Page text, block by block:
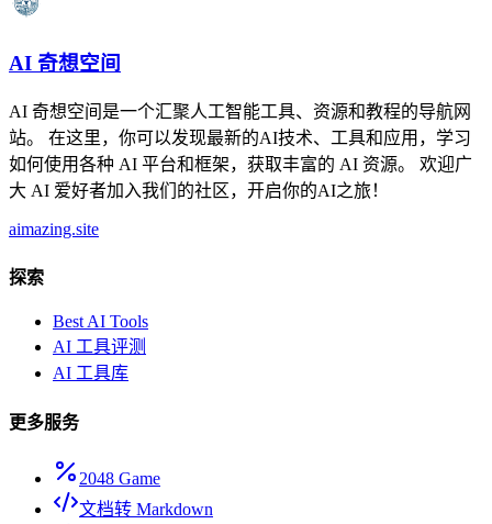
AI 奇想空间
AI 奇想空间是一个汇聚人工智能工具、资源和教程的导航网
站。 在这里，你可以发现最新的AI技术、工具和应用，学习
如何使用各种 AI 平台和框架，获取丰富的 AI 资源。 欢迎广
大 AI 爱好者加入我们的社区，开启你的AI之旅！
aimazing.site
探索
Best AI Tools
AI 工具评测
AI 工具库
更多服务
2048 Game
文档转 Markdown